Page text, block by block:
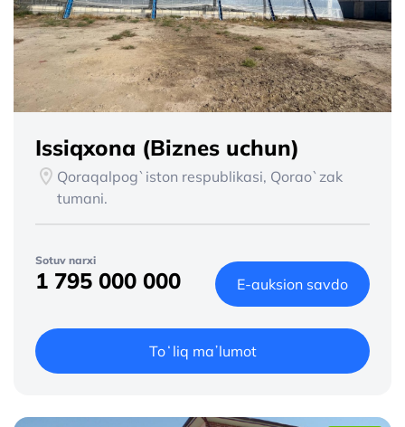
Issiqxona (Biznes uchun)
Qoraqalpog`iston respublikasi, Qorao`zak
tumani.
Sotuv narxi
1 795 000 000 E-auksion savdo
Toʻliq maʼlumot